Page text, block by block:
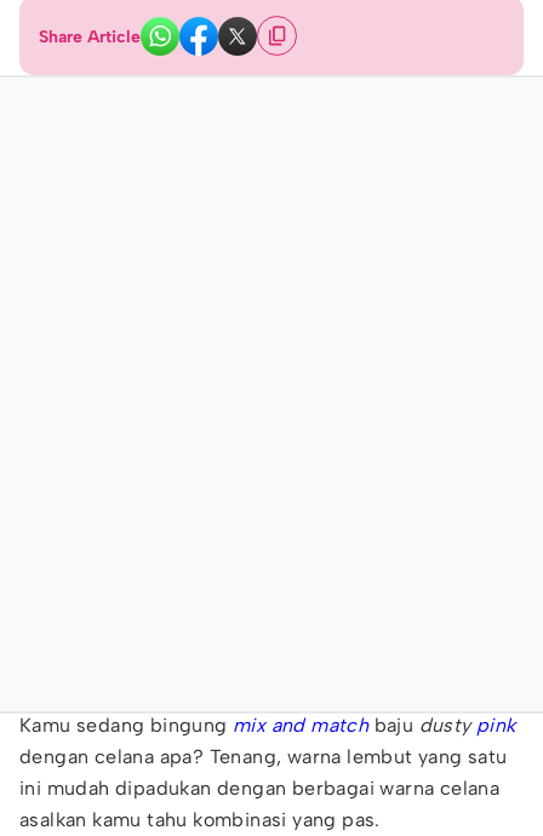
Share Article
Kamu sedang bingung mix and match baju dusty pink
dengan celana apa? Tenang, warna lembut yang satu
ini mudah dipadukan dengan berbagai warna celana
asalkan kamu tahu kombinasi yang pas.